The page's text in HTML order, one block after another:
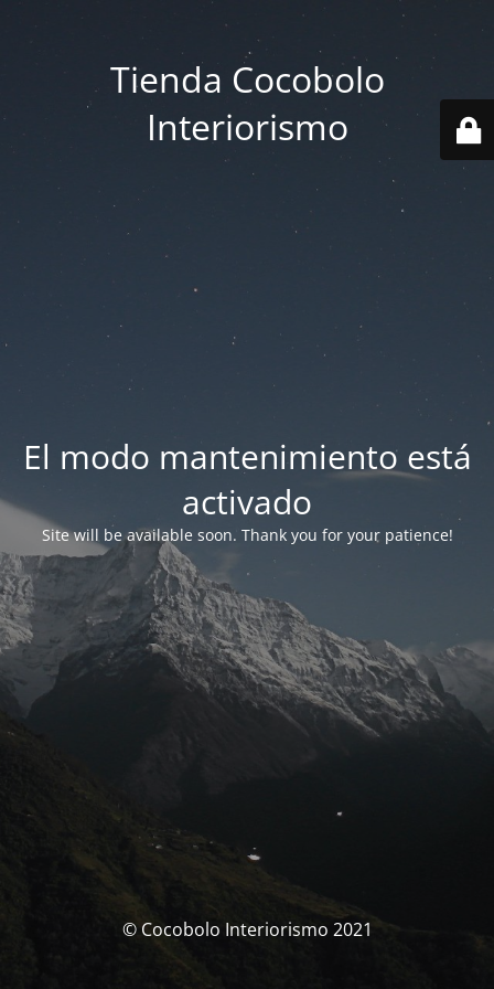
Tienda Cocobolo
Interiorismo
El modo mantenimiento está
activado
Site will be available soon. Thank you for your patience!
© Cocobolo Interiorismo 2021